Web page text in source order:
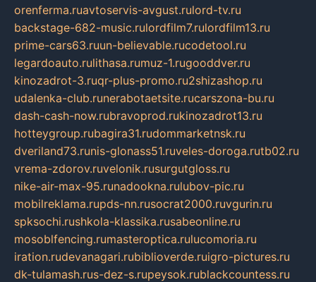
orenferma.ruavtoservis-avgust.rulord-tv.ru
backstage-682-music.rulordfilm7.rulordfilm13.ru
prime-cars63.ruun-believable.rucodetool.ru
legardoauto.rulithasa.rumuz-1.rugooddver.ru
kinozadrot-3.ruqr-plus-promo.ru2shizashop.ru
udalenka-club.runerabotaetsite.rucarszona-bu.ru
dash-cash-now.rubravoprod.rukinozadrot13.ru
hotteygroup.rubagira31.rudommarketnsk.ru
dveriland73.runis-glonass51.ruveles-doroga.rutb02.ru
vrema-zdorov.ruvelonik.rusurgutgloss.ru
nike-air-max-95.runadookna.rulubov-pic.ru
mobilreklama.rupds-nn.rusocrat2000.ruvgurin.ru
spksochi.rushkola-klassika.rusabeonline.ru
mosoblfencing.rumasteroptica.rulucomoria.ru
iration.rudevanagari.rubiblioverde.ruigro-pictures.ru
dk-tulamash.rus-dez-s.rupeysok.rublackcountess.ru